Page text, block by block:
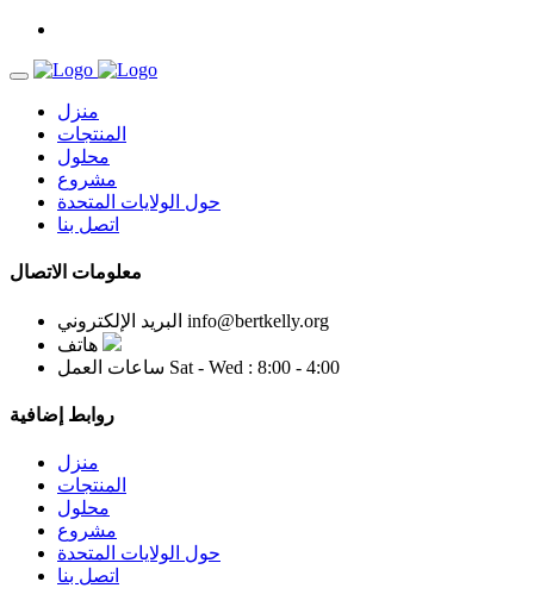
منزل
المنتجات
محلول
مشروع
حول الولايات المتحدة
اتصل بنا
معلومات الاتصال
البريد الإلكتروني info@bertkelly.org
هاتف
ساعات العمل Sat - Wed : 8:00 - 4:00
روابط إضافية
منزل
المنتجات
محلول
مشروع
حول الولايات المتحدة
اتصل بنا